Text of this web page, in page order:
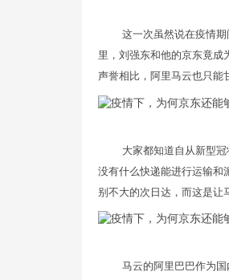
这一次虽然说在疫情
里，刘强东和他的京东竟成
声誉相比，阿里马云也只能
大家都知道自从新型
没有什么快递能进行运输和
别不大的次日达，而这是让
马云的阿里巴巴作为